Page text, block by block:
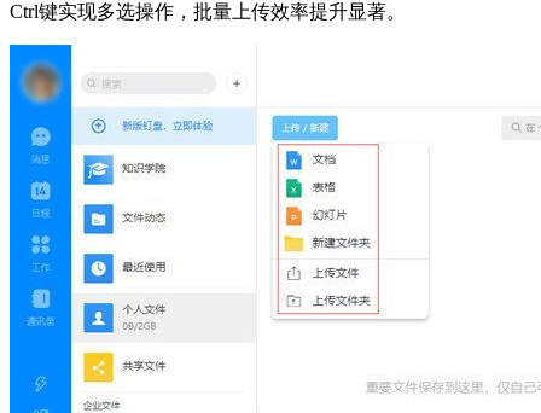
Ctrl键实现多选操作，批量上传效率提升显著。